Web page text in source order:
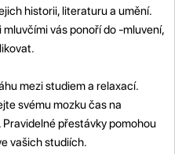
historii, literaturu a umění.
vás ponoří do -mluvení,
mezi studiem a relaxací.
svému mozku čas na
přestávky pomohou
vašich studiích.